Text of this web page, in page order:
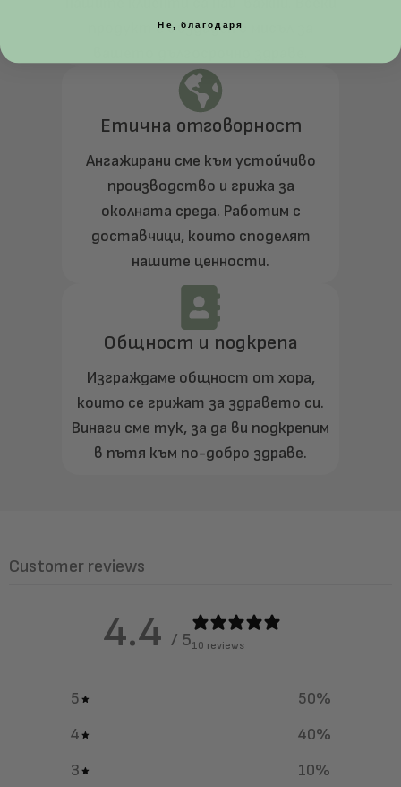
продукт е създаден с мисъл за
Етична отговорност
Ангажирани сме към устойчиво
производство и грижа за
околната среда. Работим с
доставчици, които споделят
нашите ценности.
Общност и подкрепа
Изграждаме общност от хора,
които се грижат за здравето си.
Винаги сме тук, за да ви подкрепим
в пътя към по-добро здраве.
Customer reviews
4.4 / 510 reviews
5 50%
4
40%
3
10%
Не, благодаря